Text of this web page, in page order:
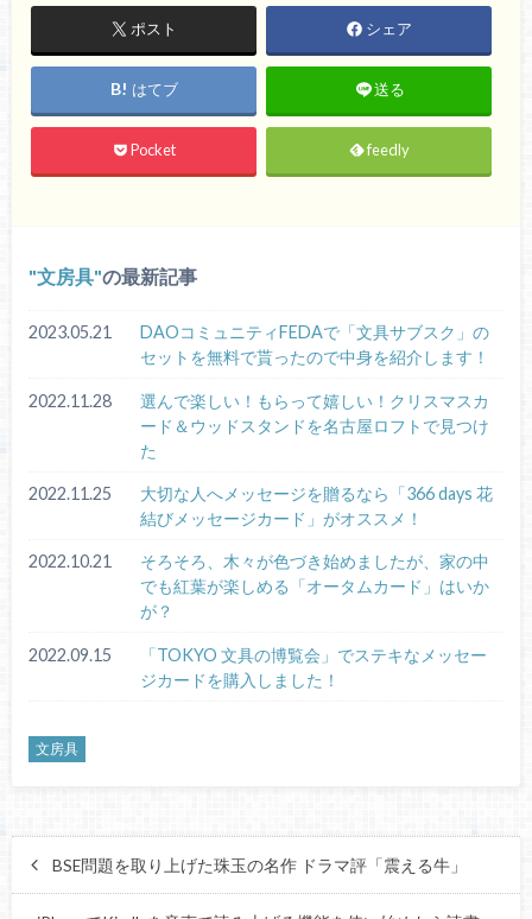
ポスト シェア
はてブ 送る
Pocket feedly
文房具 の最新記事
2023.05.21
DAOコミュニティFEDAで「文具サブスク」の
セットを無料で貰ったので中身を紹介します！
2022.11.28
選んで楽しい！もらって嬉しい！クリスマスカ
ード＆ウッドスタンドを名古屋ロフトで見つけ
た
2022.11.25
大切な人へメッセージを贈るなら「366 days 花
結びメッセージカード」がオススメ！
2022.10.21
そろそろ、木々が色づき始めましたが、家の中
でも紅葉が楽しめる「オータムカード」はいか
が？
2022.09.15
「TOKYO 文具の博覧会」でステキなメッセー
ジカードを購入しました！
文房具
BSE問題を取り上げた珠玉の名作 ドラマ評「震える牛」